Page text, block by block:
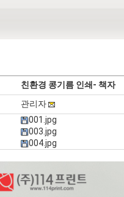
친환경 콩기름 인쇄- 책자
관리자
001.jpg
003.jpg
004.jpg